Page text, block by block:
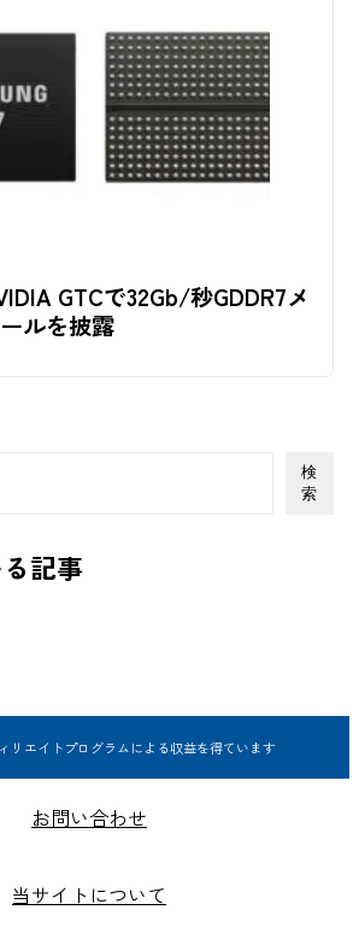
GTCで32Gb/秒GDDR7メ
ルを披露
検
索
記事
リエイトプログラムによる収益を得ています
お問い合わせ
当サイトについて